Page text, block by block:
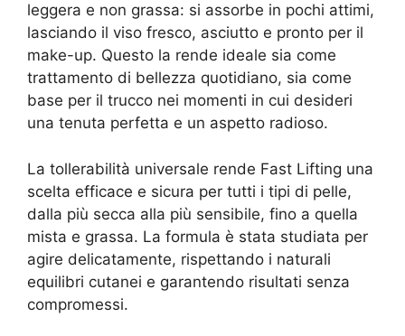
leggera e non grassa: si assorbe in pochi attimi,
lasciando il viso fresco, asciutto e pronto per il
make-up. Questo la rende ideale sia come
trattamento di bellezza quotidiano, sia come
base per il trucco nei momenti in cui desideri
una tenuta perfetta e un aspetto radioso.
La tollerabilità universale rende Fast Lifting una
scelta efficace e sicura per tutti i tipi di pelle,
dalla più secca alla più sensibile, fino a quella
mista e grassa. La formula è stata studiata per
agire delicatamente, rispettando i naturali
equilibri cutanei e garantendo risultati senza
compromessi.